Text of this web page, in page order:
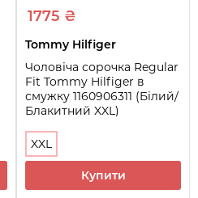
1775 ₴
Tommy Hilfiger
Чоловіча сорочка Regular
Fit Tommy Hilfiger в
смужку 1160906311 (Білий/
Блакитний XXL)
XXL
Купити